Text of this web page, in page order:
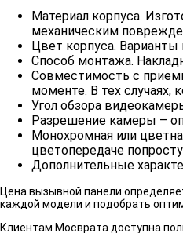
Материал корпуса.
механическим
Цвет корпуса.
Способ монтажа.
Совместимость с
моменте. В тех случаях,
Угол обзора
Разрешение камеры –
Монохромная или
цветопередаче
Дополнительные
Цена вызывной панели
каждой модели и подобрать
Клиентам Мосврата доступна